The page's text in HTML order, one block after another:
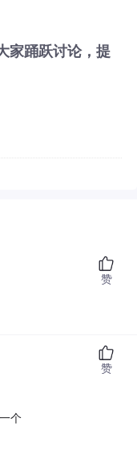
家踊跃讨论，提
赞
个
赞